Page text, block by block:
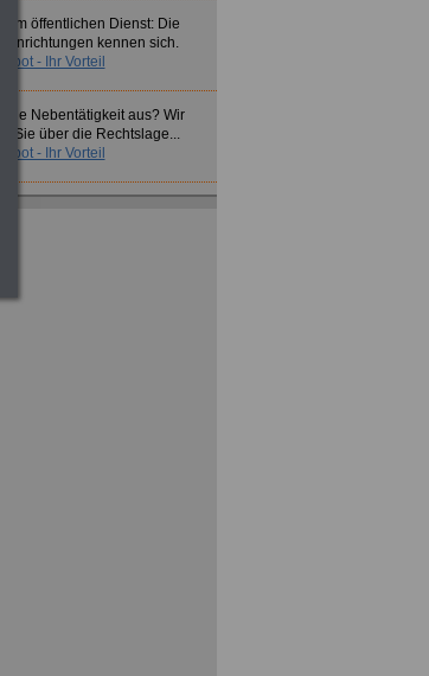
im öffentlichen Dienst: Die
kennen sich.
- Ihr Vorteil
Nebentätigkeit aus? Wir
Sie über die Rechtslage...
- Ihr Vorteil
Beratung und günstige
>>>mehr Informationen